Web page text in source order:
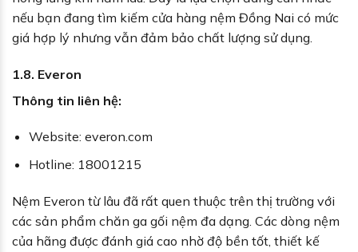
nếu bạn đang tìm kiếm cửa hàng nệm Đồng Nai có mức
giá hợp lý nhưng vẫn đảm bảo chất lượng sử dụng.
1.8. Everon
Thông tin liên hệ:
Website: everon.com
Hotline: 18001215
Nệm Everon từ lâu đã rất quen thuộc trên thị trường với
các sản phẩm chăn ga gối nệm đa dạng. Các dòng nệm
của hãng được đánh giá cao nhờ độ bền tốt, thiết kế